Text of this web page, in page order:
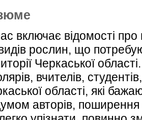
включає відомості
рослин, що
Черкаської
вчителів,
області, які
авторів, поширення